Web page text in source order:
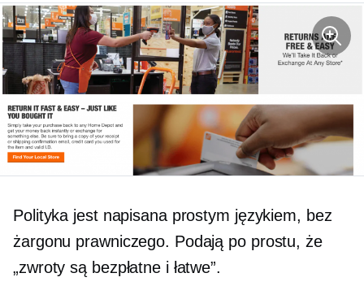
Polityka jest napisana prostym językiem, bez
żargonu prawniczego. Podają po prostu, że
„zwroty są bezpłatne i łatwe”.